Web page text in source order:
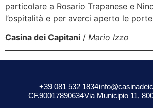
particolare a Rosario Trapanese e
l’ospitalità e per averci aperto le
Casina dei Capitani / Mario Izzo
+39 081 532 1834
CF.90017890634Via Municipio 11,